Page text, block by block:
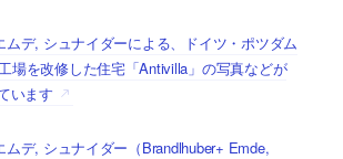
デ, シュナイダーによる、ドイツ・ポツダム
場を改修した住宅「Antivilla」の写真などが
います
デ, シュナイダー（Brandlhuber+ Emde,